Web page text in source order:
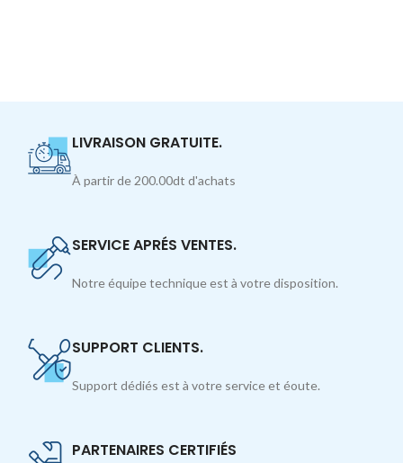
LIVRAISON GRATUITE.
À partir de 200.00dt d'achats
SERVICE APRÉS VENTES.
Notre équipe technique est à votre disposition.
SUPPORT CLIENTS.
Support dédiés est à votre service et éoute.
PARTENAIRES CERTIFIÉS